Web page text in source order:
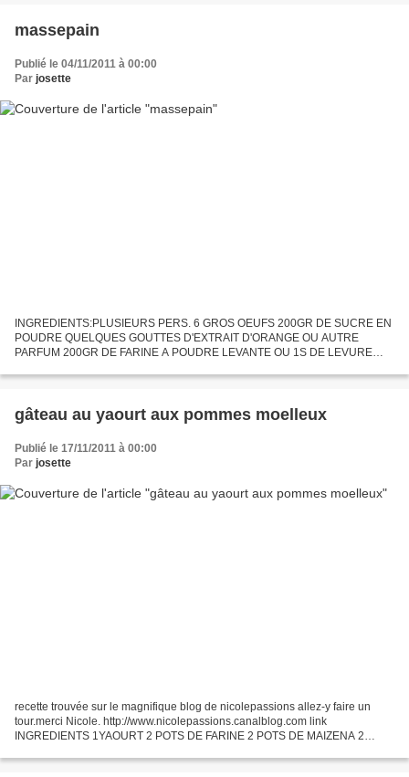
massepain
Publié le 04/11/2011 à 00:00
Par josette
INGREDIENTS:PLUSIEURS PERS. 6 GROS OEUFS 200GR DE SUCRE EN
POUDRE QUELQUES GOUTTES D'EXTRAIT D'ORANGE OU AUTRE
PARFUM 200GR DE FARINE A POUDRE LEVANTE OU 1S DE LEVURE
saladier,séparer les blancs...
gâteau au yaourt aux pommes moelleux
Publié le 17/11/2011 à 00:00
Par josette
recette trouvée sur le magnifique blog de nicolepassions allez-y faire un
tour.merci Nicole. http://www.nicolepassions.canalblog.com link
INGREDIENTS 1YAOURT 2 POTS DE FARINE 2 POTS DE MAIZENA 2